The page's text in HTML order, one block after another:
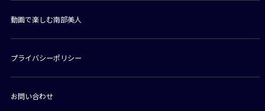
動画で楽しむ南部美人
プライバシーポリシー
お問い合わせ